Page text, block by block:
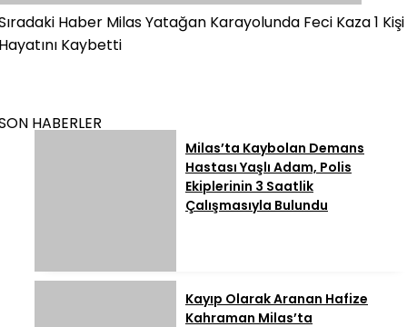
Haber Milas Yatağan Karayolunda Feci Kaza 1 Kişi
Kaybetti
HABERLER
Milas’ta Kaybolan Demans
Hastası Yaşlı Adam, Polis
Ekiplerinin 3 Saatlik
Çalışmasıyla Bulundu
Kayıp Olarak Aranan Hafize
Kahraman Milas’ta